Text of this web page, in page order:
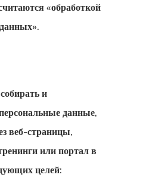
«обработкой
и
данные,
веб-страницы,
или портал в
целей:
Разрешение
Работу В
Временный
На
ЕС —
Стартап-